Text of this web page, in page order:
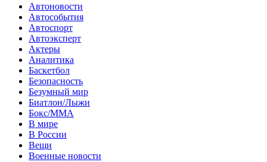
Автоновости
Автособытия
Автоспорт
Автоэксперт
Актеры
Аналитика
Баскетбол
Безопасность
Безумный мир
Биатлон/Лыжи
Бокс/MMA
В мире
В России
Вещи
Военные новости